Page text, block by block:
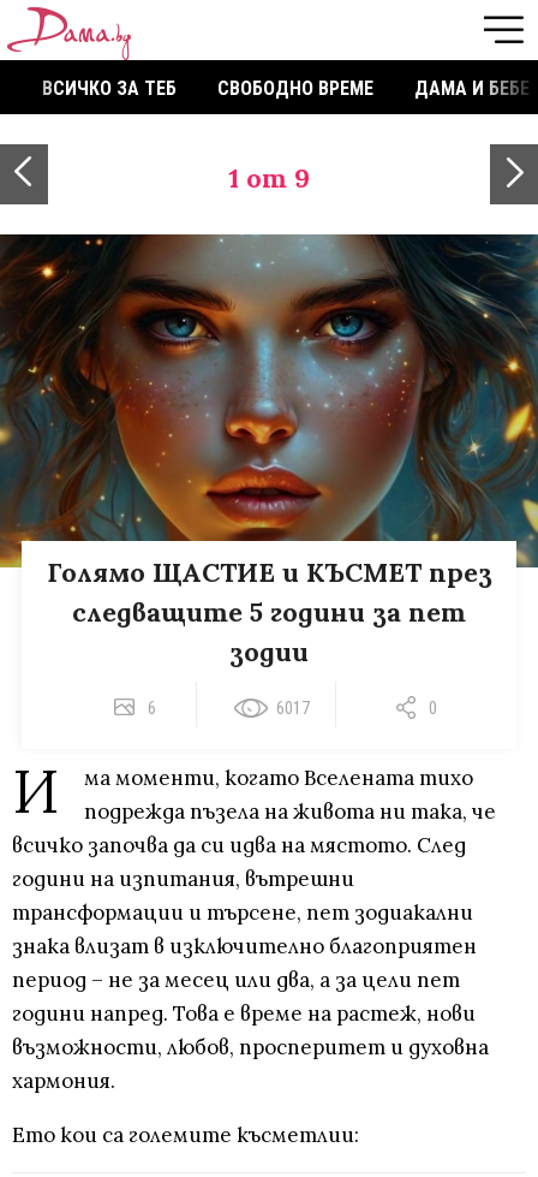
ВСИЧКО ЗА ТЕБ СВОБОДНО ВРЕМЕ ДАМА И БЕБЕ
1 от 9
Голямо ЩАСТИЕ и КЪСМЕТ през
следващите 5 години за пет
зодии
6 6017 0
И
ма моменти, когато Вселената тихо
подрежда пъзела на живота ни така, че
всичко започва да си идва на мястото. След
години на изпитания, вътрешни
трансформации и търсене, пет зодиакални
знака влизат в изключително благоприятен
период – не за месец или два, а за цели пет
години напред. Това е време на растеж, нови
възможности, любов, просперитет и духовна
хармония.
Ето кои са големите късметлии: